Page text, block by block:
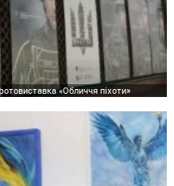
«Обличчя піхоти»